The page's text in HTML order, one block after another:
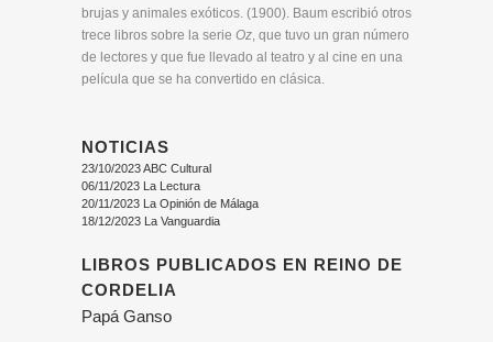
brujas y animales exóticos. (1900). Baum escribió otros
trece libros sobre la serie Oz, que tuvo un gran número
de lectores y que fue llevado al teatro y al cine en una
película que se ha convertido en clásica.
NOTICIAS
23/10/2023 ABC Cultural
06/11/2023 La Lectura
20/11/2023 La Opinión de Málaga
18/12/2023 La Vanguardia
LIBROS PUBLICADOS EN REINO DE
CORDELIA
Papá Ganso